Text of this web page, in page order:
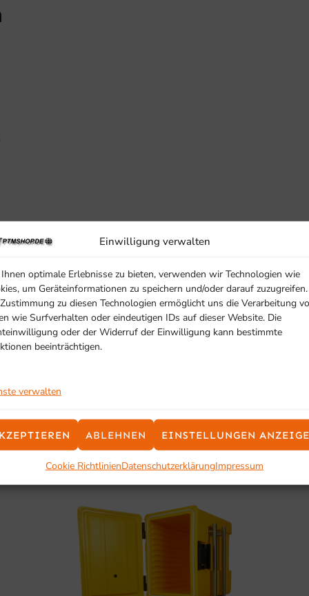
Einwilligung verwalten
optimale Erlebnisse zu bieten, verwenden wir Technologien wie
um Geräteinformationen zu speichern und/oder darauf zuzugreifen.
zu diesen Technologien ermöglicht uns die Verarbeitung
wie Surfverhalten oder eindeutigen IDs auf dieser Website. Die
oder der Widerruf der Einwilligung kann bestimmte
beeinträchtigen.
verwalten
ABLEHNEN EINSTELLUNGEN
Cookie RichtlinienDatenschutzerklärungImpressum
Lagerung von Eis benötigen. Perfekt für Restaurants, Bars
Ähnliche Produkte